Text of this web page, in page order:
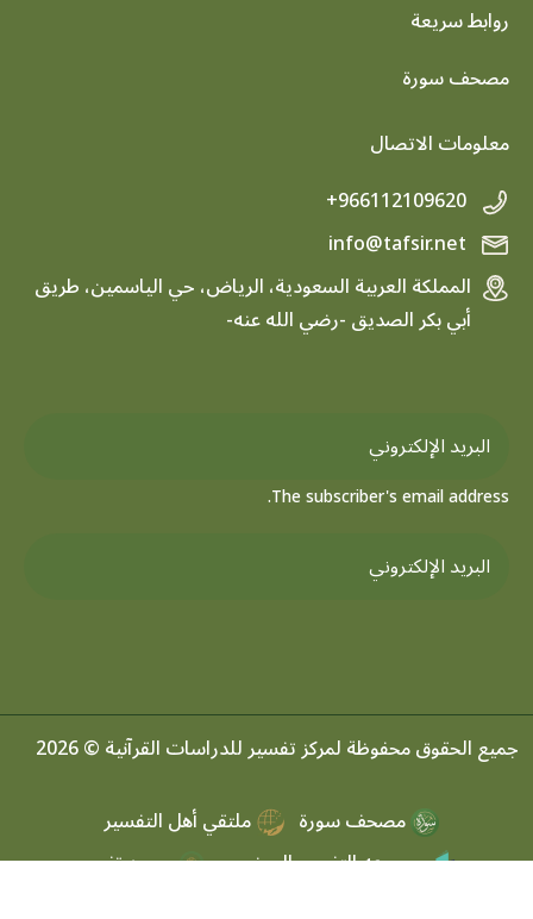
روابط سريعة
footer menu
مصحف سورة
معلومات الاتصال
+966112109620
المملكة العربية السعودية، الرياض، حي الياسمين، طريق
أبي بكر الصديق -رضي الله عنه-
The subscriber's email address.
جميع الحقوق محفوظة لمركز تفسير للدراسات القرآنية © 2026
مصحف سورة
ملتقي أهل التفسير
موسوعه التفسير الموضعي
مرصد تفسير